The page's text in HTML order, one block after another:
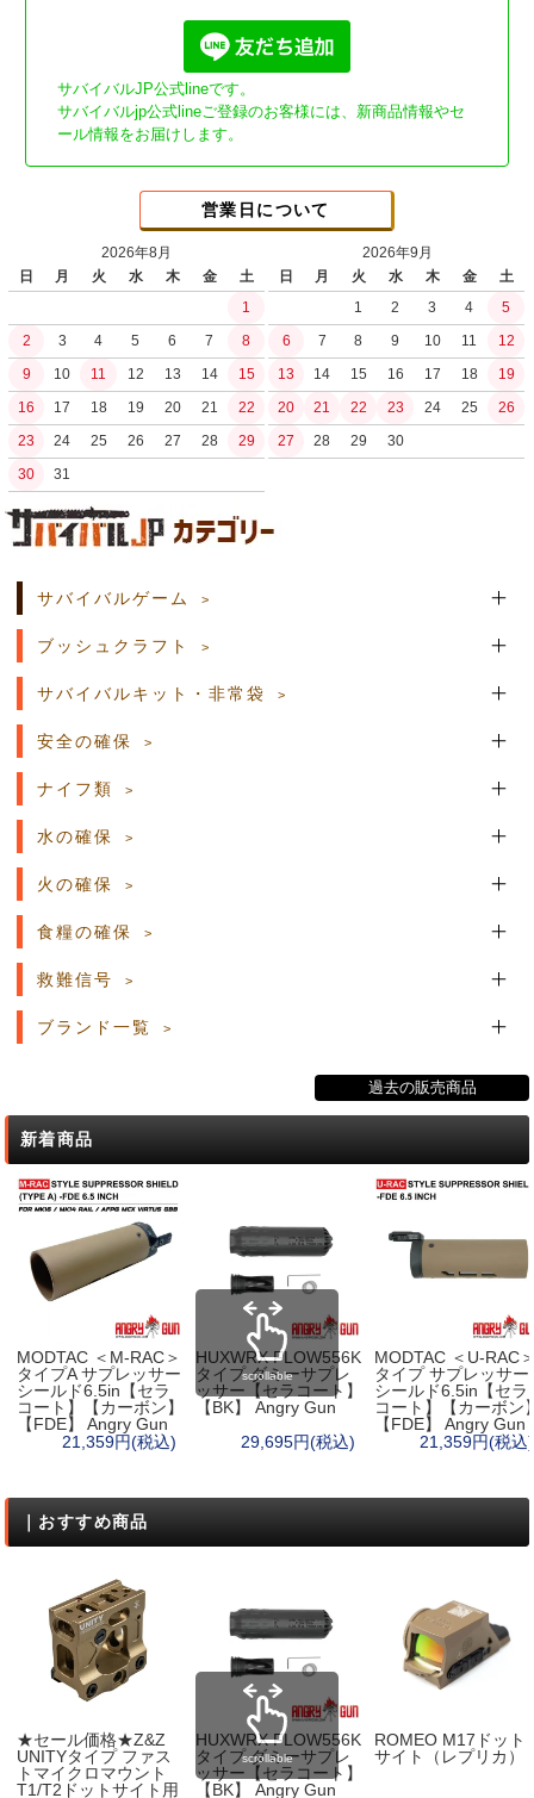
サバイバルJP公式lineです。
サバイバルjp公式lineご登録のお客様には、新商品情報やセ
ール情報をお届けします。
営業日について
2026年8月
日
月 火 水 木 金
土
1
2
3 4 5 6 7
8
9
10 11 12 13 14
15
16
17 18 19 20 21
22
23
24 25 26 27 28
29
30
31
2026年9月
日
月 火 水 木 金
土
1
2 3 4
5
6
7 8 9 10 11
12
13
14 15 16 17 18
19
20
21 22 23 24 25
26
27
28 29 30
土日祝日の商品発送はございません。
サバイバルゲーム
ブッシュクラフト
サバイバルキット・非常袋
安全の確保
ナイフ類
水の確保
火の確保
食糧の確保
救難信号
ブランド一覧
過去の販売商品
新着商品
MODTAC ＜M-RAC＞
タイプA サプレッサー
シールド6.5in【セラ
コート】【カーボン】
【FDE】 Angry Gun
21,359円(税込)
HUXWRX FLOW556K
タイプ ダミーサプレ
ッサー【セラコート】
【BK】 Angry Gun
29,695円(税込)
MODTAC ＜U-RAC
タイプ サプレッサー
シールド6.5in【セラ
コート】【カーボン
【FDE】 Angry Gun
21,359円(税込)
scrollable
｜おすすめ商品
★セール価格★Z&Z
UNITYタイプ ファス
トマイクロマウント
T1/T2ドットサイト用
HUXWRX FLOW556K
タイプ ダミーサプレ
ッサー【セラコート】
【BK】 Angry Gun
ROMEO M17ドット
サイト（レプリカ）
scrollable